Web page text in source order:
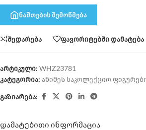
ნაშთების შემოწმება
შედარება ფავორიტებში დამატება
არტიკული: WHZ23781
კატეგორია: ანიმეს საკოლექციო
გაზიარება:
დამატებითი ინფორმაცია